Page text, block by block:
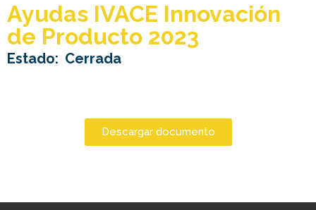
Ayudas IVACE Innovación
de Producto 2023
Estado: Cerrada
Descargar documento